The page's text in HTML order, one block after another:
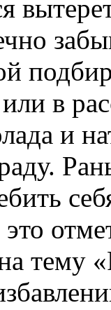
в
и
тему